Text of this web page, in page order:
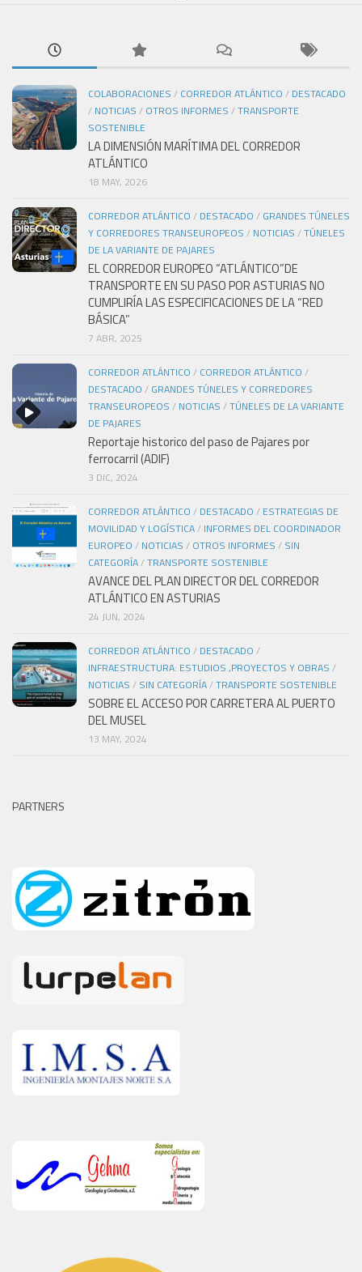
COLABORACIONES / CORREDOR ATLÁNTICO / DESTACADO
/ NOTICIAS / OTROS INFORMES /TRANSPORTE
SOSTENIBLE
LA DIMENSIÓN MARÍTIMA DEL CORREDOR
ATLÁNTICO
18 MAY, 2026
CORREDOR ATLÁNTICO / DESTACADO / GRANDES TÚNELES
Y CORREDORES TRANSEUROPEOS / NOTICIAS /TÚNELES
DE LA VARIANTE DE PAJARES
EL CORREDOR EUROPEO “ATLÁNTICO”DE
TRANSPORTE EN SU PASO POR ASTURIAS NO
CUMPLIRÍA LAS ESPECIFICACIONES DE LA “RED
BÁSICA”
7 ABR, 2025
CORREDOR ATLÁNTICO / CORREDOR ATLÁNTICO /
DESTACADO / GRANDES TÚNELES Y CORREDORES
TRANSEUROPEOS / NOTICIAS /TÚNELES DE LA VARIANTE
DE PAJARES
Reportaje historico del paso de Pajares por
ferrocarril (ADIF)
3 DIC, 2024
CORREDOR ATLÁNTICO / DESTACADO / ESTRATEGIAS DE
MOVILIDAD Y LOGÍSTICA/ INFORMES DEL COORDINADOR
EUROPEO / NOTICIAS / OTROS INFORMES / SIN
CATEGORÍA/TRANSPORTE SOSTENIBLE
AVANCE DEL PLAN DIRECTOR DEL CORREDOR
ATLÁNTICO EN ASTURIAS
24 JUN, 2024
CORREDOR ATLÁNTICO / DESTACADO /
INFRAESTRUCTURA: ESTUDIOS ,PROYECTOS Y OBRAS /
NOTICIAS / SIN CATEGORÍA/TRANSPORTE SOSTENIBLE
SOBRE EL ACCESO POR CARRETERA AL PUERTO
DEL MUSEL
13 MAY, 2024
PARTNERS